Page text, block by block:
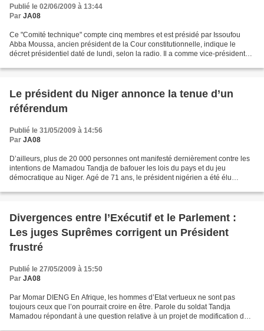
Publié le 02/06/2009 à 13:44
Par JA08
Ce "Comité technique" compte cinq membres et est présidé par Issoufou
Abba Moussa, ancien président de la Cour constitutionnelle, indique le
décret présidentiel daté de lundi, selon la radio. Il a comme vice-président
Le président du Niger annonce la tenue d’un
référendum
Publié le 31/05/2009 à 14:56
Par JA08
D’ailleurs, plus de 20 000 personnes ont manifesté dernièrement contre les
intentions de Mamadou Tandja de bafouer les lois du pays et du jeu
démocratique au Niger. Agé de 71 ans, le président nigérien a été élu
Divergences entre l’Exécutif et le Parlement :
Les juges Suprêmes corrigent un Président
frustré
Publié le 27/05/2009 à 15:50
Par JA08
Par Momar DIENG En Afrique, les hommes d’Etat vertueux ne sont pas
toujours ceux que l’on pourrait croire en être. Parole du soldat Tandja
Mamadou répondant à une question relative à un projet de modification de